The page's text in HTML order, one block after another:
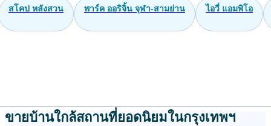
สโคป หลังสวน พาร์ค ออริจิ้น จุฬา-สามย่าน ไอวี่ แอมพิโอ
ขายบ้านใกล้สถานที่ยอดนิยมในกรุงเทพฯ